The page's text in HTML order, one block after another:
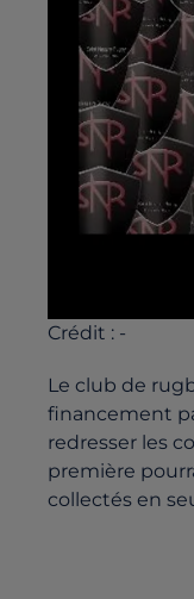
Crédit : -
Le club de
financement
redresser les
première
collectés en